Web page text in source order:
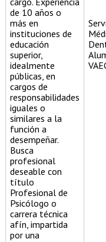
de 10 años o
más en
instituciones de
educación
superior,
idealmente
públicas, en
cargos de
responsabilidades
iguales o
similares a la
función a
desempeñar.
Busca
profesional
deseable con
título
Profesional de
Psicólogo o
carrera técnica
afín, impartida
por una